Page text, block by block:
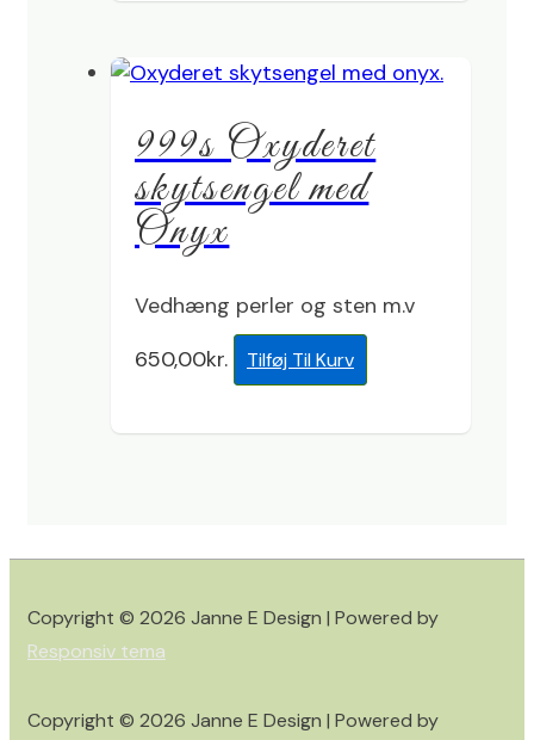
999s Oxyderet
skytsengel med
Onyx
Vedhæng perler og sten m.v
650,00kr. Tilføj Til Kurv
Copyright © 2026 Janne E Design | Powered by
Responsiv tema
Copyright © 2026 Janne E Design | Powered by